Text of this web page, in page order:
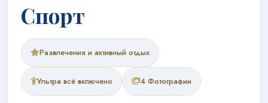
Спорт
Развлечения и активный отдых
Ультра всё включено 4 Фотографии